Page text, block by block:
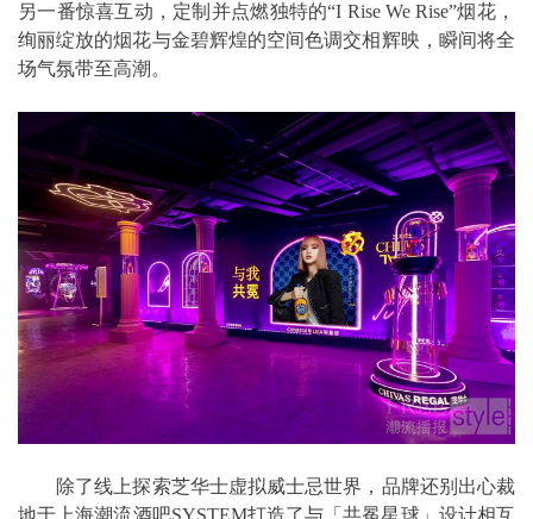
另一番惊喜互动，定制并点燃独特的“I Rise We Rise”烟花，
绚丽绽放的烟花与金碧辉煌的空间色调交相辉映，瞬间将全
场气氛带至高潮。
除了线上探索芝华士虚拟威士忌世界，品牌还别出心裁
地于上海潮流酒吧SYSTEM打造了与「共冕星球」设计相互